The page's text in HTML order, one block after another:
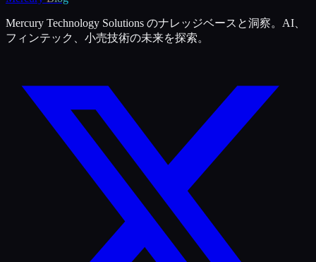
Mercury Technology Solutions のナレッジベースと洞察。AI、
フィンテック、小売技術の未来を探索。